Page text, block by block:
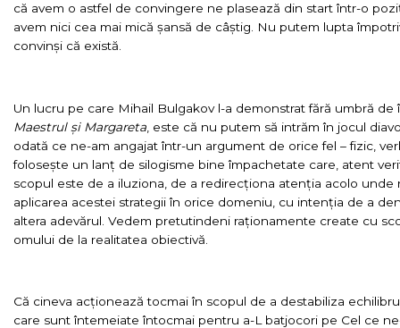
că avem o astfel de convingere ne plasează din start într-o
avem nici cea mai mică șansă de câștig. Nu putem lupta
convinși că există.
Un lucru pe care Mihail Bulgakov l-a demonstrat fără umbră de
Maestrul și Margareta , este că nu putem să intrăm în jocul
odată ce ne-am angajat într-un argument de orice fel – fizic,
folosește un lanț de silogisme bine împachetate care, atent
scopul este de a iluziona, de a redirecționa atenția acolo unde
aplicarea acestei strategii în orice domeniu, cu intenția de a
altera adevărul. Vedem pretutindeni raționamente create cu
omului de la realitatea obiectivă.
Că cineva acționează tocmai în scopul de a destabiliza
care sunt întemeiate întocmai pentru a-L batjocori pe Cel ce